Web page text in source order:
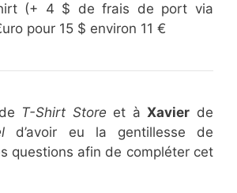
(+ 4 $ de frais de port via
pour 15 $ environ 11 €
de T-Shirt Store et àXavier de
d’avoir eu la gentillesse de
questions afin de compléter cet